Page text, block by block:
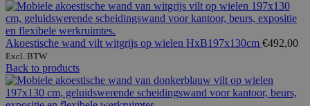
Akoestische wand vilt witgrijs op wielen HxB197x130cm €492,00
Excl. BTW
Back to products